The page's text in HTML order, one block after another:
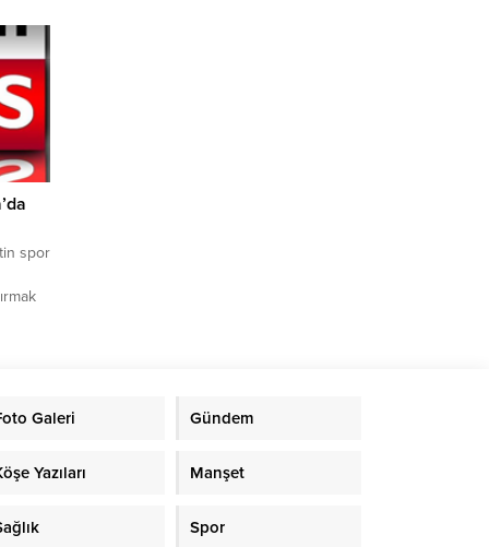
spor
Galeri Gündem
Yazıları Manşet
Spor